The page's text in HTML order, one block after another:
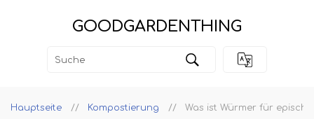
GOODGARDENTHING
Hauptseite Kompostierung Was ist Würmer für